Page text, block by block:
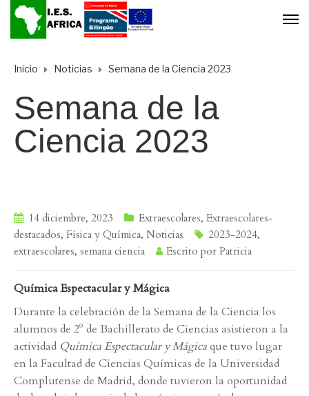
Inicio Noticias Semana de la Ciencia 2023
Semana de la
Ciencia 2023
14 diciembre, 2023 Extraescolares, Extraescolares-
destacados, Física y Química, Noticias 2023-2024,
extraescolares, semana ciencia Escrito por Patricia
Química Espectacular y Mágica
Durante la celebración de la Semana de la Ciencia los
alumnos de 2º de Bachillerato de Ciencias asistieron a la
actividad Química Espectacular y Mágicaque tuvo lugar
en la Facultad de Ciencias Químicas de la Universidad
Complutense de Madrid, donde tuvieron la oportunidad